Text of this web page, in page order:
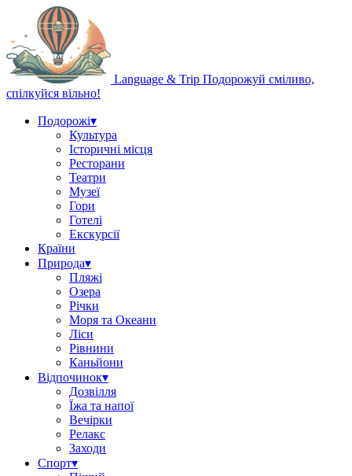
Language & Trip Подорожуй сміливо,
спілкуйся вільно!
Подорожі▾
Культура
Історичні місця
Ресторани
Театри
Музеї
Гори
Готелі
Екскурсії
Країни
Природа▾
Пляжі
Озера
Річки
Моря та Океани
Ліси
Рівнини
Каньйони
Відпочинок▾
Дозвілля
Їжа та напої
Вечірки
Релакс
Заходи
Спорт▾